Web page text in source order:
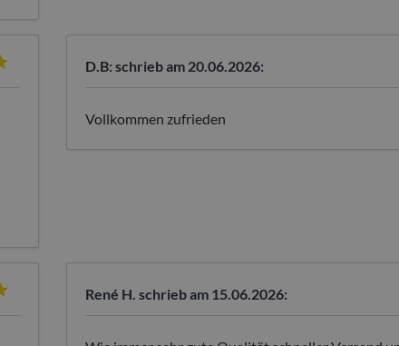
D.B: schrieb am 20.06.2026:
Vollkommen zufrieden
René H. schrieb am 15.06.2026: